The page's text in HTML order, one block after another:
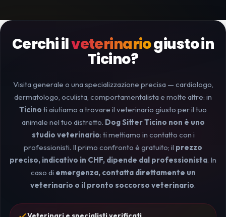
Cerchi ilveterinariogiusto in
Ticino?
Visita generale o una specializzazione precisa — cardiologo,
dermatologo, oculista, comportamentalista e molte altre: in
Ticino ti aiutiamo a trovare il veterinario giusto per il tuo
animale nel tuo distretto. Dog Sitter Ticino non è uno
studio veterinario: ti mettiamo in contatto con i
professionisti. Il primo confronto è gratuito; il prezzo
preciso, indicativo in CHF, dipende dal professionista. In
caso di emergenza, contatta direttamente un
veterinario o il pronto soccorso veterinario.